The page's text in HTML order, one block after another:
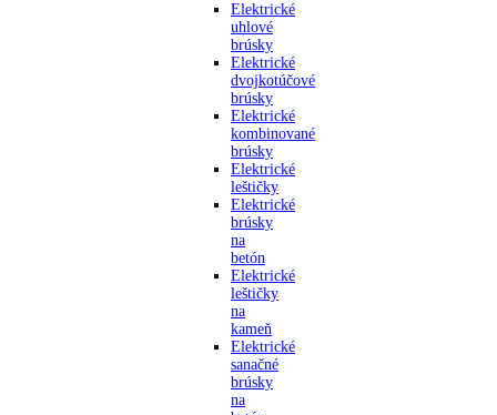
Elektrické
uhlové
brúsky
Elektrické
dvojkotúčové
brúsky
Elektrické
kombinované
brúsky
Elektrické
leštičky
Elektrické
brúsky
na
betón
Elektrické
leštičky
na
kameň
Elektrické
sanačné
brúsky
na